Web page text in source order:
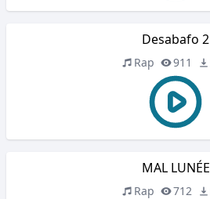
Desabafo 2
Rap 911
MAL LUNÉE
Rap 712